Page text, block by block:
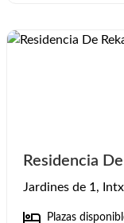
Residencia
Jardines de 1,
Plazas